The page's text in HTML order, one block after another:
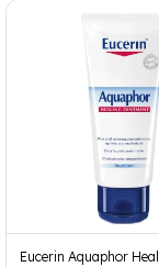
Eucerin Aquaphor